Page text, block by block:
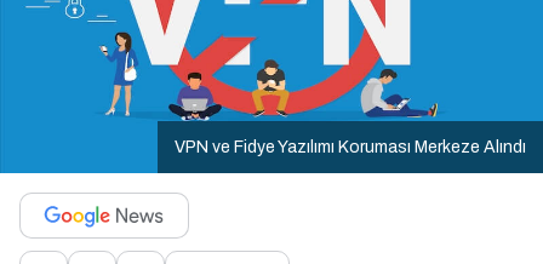
VPN ve Fidye Yazılımı Koruması Merkeze Alındı